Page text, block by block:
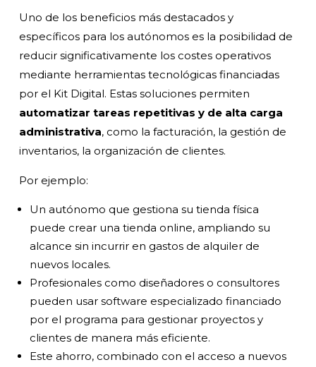
Uno de los beneficios más destacados y
específicos para los autónomos es la posibilidad de
reducir significativamente los costes operativos
mediante herramientas tecnológicas financiadas
por el Kit Digital. Estas soluciones permiten
automatizar tareas repetitivas y de alta carga
administrativa, como la facturación, la gestión de
inventarios, la organización de clientes.
Por ejemplo:
Un autónomo que gestiona su tienda física
puede crear una tienda online, ampliando su
alcance sin incurrir en gastos de alquiler de
nuevos locales.
Profesionales como diseñadores o consultores
pueden usar software especializado financiado
por el programa para gestionar proyectos y
clientes de manera más eficiente.
Este ahorro, combinado con el acceso a nuevos